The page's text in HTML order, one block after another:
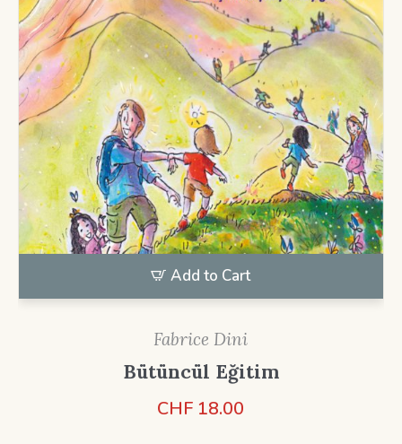
Add to Cart
Fabrice Dini
Bütüncül Eğitim
CHF 18.00